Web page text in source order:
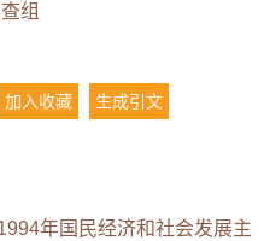
组
加入收藏 生成引文
年国民经济和社会发展主